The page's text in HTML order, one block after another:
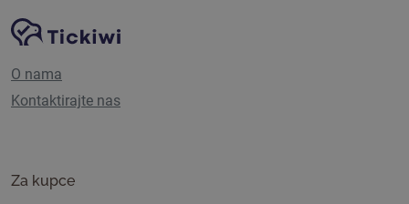
Navigacija stranice
Tickiwi platforma
O nama
Kontaktirajte nas
Za kupce